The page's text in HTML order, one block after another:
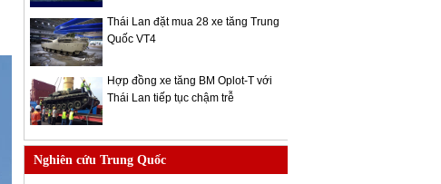
Thái Lan đặt mua 28 xe tăng Trung
Quốc VT4
Hợp đồng xe tăng BM Oplot-T với
Thái Lan tiếp tục chậm trễ
Nghiên cứu Trung Quốc